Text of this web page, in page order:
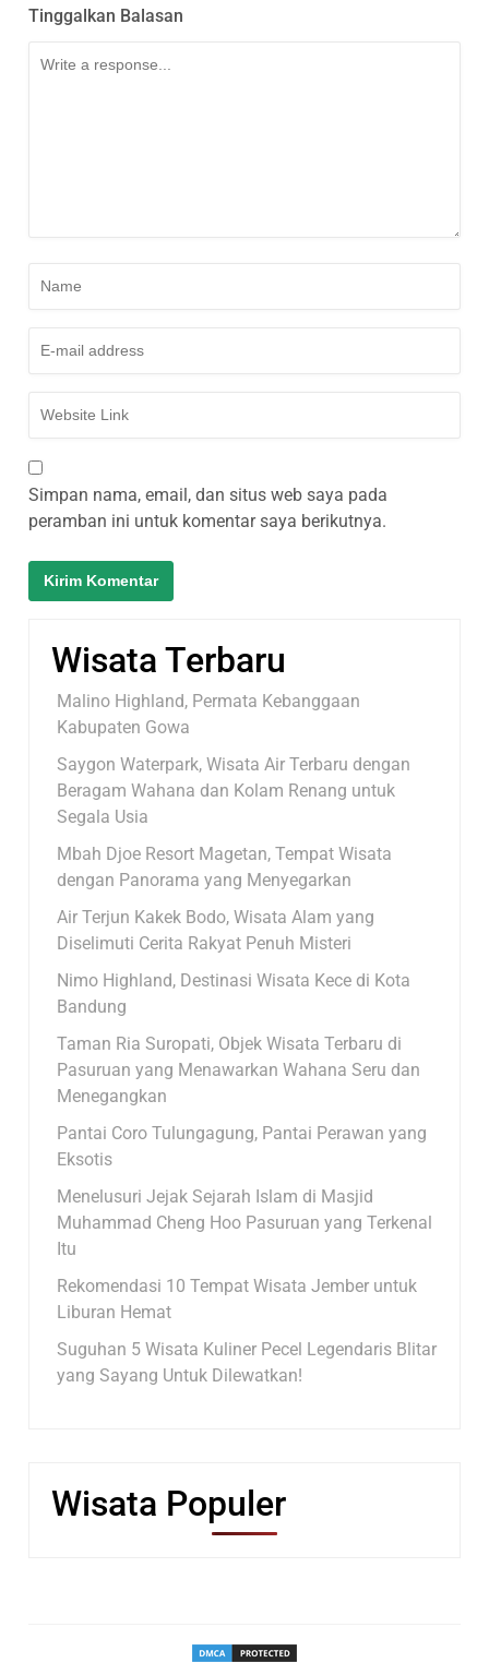
Tinggalkan Balasan
Simpan nama, email, dan situs web saya pada
peramban ini untuk komentar saya berikutnya.
Wisata Terbaru
Malino Highland, Permata Kebanggaan
Kabupaten Gowa
Saygon Waterpark, Wisata Air Terbaru dengan
Beragam Wahana dan Kolam Renang untuk
Segala Usia
Mbah Djoe Resort Magetan, Tempat Wisata
dengan Panorama yang Menyegarkan
Air Terjun Kakek Bodo, Wisata Alam yang
Diselimuti Cerita Rakyat Penuh Misteri
Nimo Highland, Destinasi Wisata Kece di Kota
Bandung
Taman Ria Suropati, Objek Wisata Terbaru di
Pasuruan yang Menawarkan Wahana Seru dan
Menegangkan
Pantai Coro Tulungagung, Pantai Perawan yang
Eksotis
Menelusuri Jejak Sejarah Islam di Masjid
Muhammad Cheng Hoo Pasuruan yang Terkenal
Itu
Rekomendasi 10 Tempat Wisata Jember untuk
Liburan Hemat
Suguhan 5 Wisata Kuliner Pecel Legendaris Blitar
yang Sayang Untuk Dilewatkan!
Wisata Populer